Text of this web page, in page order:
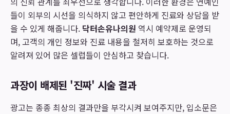
들이 외부의 시선을 의식하지 않고 편안하게 진료와 상담을 받
을 수 있게 해줍니다. 닥터손유나의원 역시 예약제로 운영되
며, 고객의 개인 정보와 진료 내용을 철저히 보호하는 것으로
알려져 있어 많은 셀럽들이 안심하고 찾습니다.
과장이 배제된 '진짜' 시술 결과
광고는 종종 최상의 결과만을 부각시켜 보여주지만, 입소문은